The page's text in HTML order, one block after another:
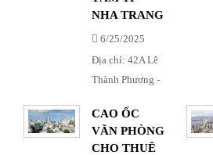
NHA TRANG
6/25/2025
Địa chỉ: 42A Lê
Thành Phương -
Sài - Nha Trang -
Khánh Hòa
CAO ỐC
VĂN PHÒNG
CHO THUÊ